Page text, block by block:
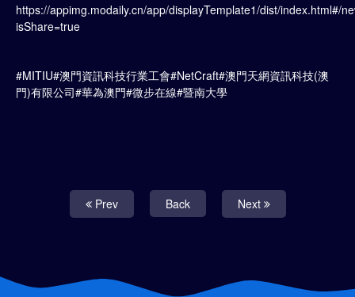
https://appimg.modaily.cn/app/displayTemplate1/dist/index.html#/
isShare=true
#MITIU#澳門資訊科技行業工會#NetCraft#澳門天網資訊科技(澳
門)有限公司#華為澳門#微步在線#暨南大學
Prev Back Next